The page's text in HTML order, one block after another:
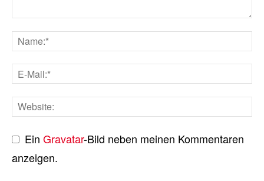
EinGravatar-Bild neben meinen Kommentaren
anzeigen.